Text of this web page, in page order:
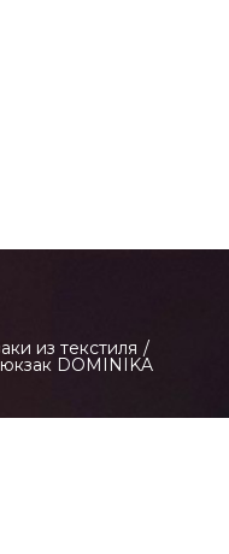
из текстиля /
DOMINIKA